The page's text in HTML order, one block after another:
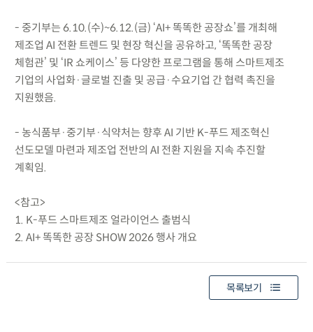
- 중기부는 6.10.(수)~6.12.(금) ‘AI+ 똑똑한 공장쇼’를 개최해
제조업 AI 전환 트렌드 및 현장 혁신을 공유하고, ‘똑똑한 공장
체험관’ 및 ‘IR 쇼케이스’ 등 다양한 프로그램을 통해 스마트제조
기업의 사업화·글로벌 진출 및 공급·수요기업 간 협력 촉진을
지원했음.
- 농식품부·중기부·식약처는 향후 AI 기반 K-푸드 제조혁신
선도모델 마련과 제조업 전반의 AI 전환 지원을 지속 추진할
계획임.
<참고>
1. K-푸드 스마트제조 얼라이언스 출범식
2. AI+ 똑똑한 공장 SHOW 2026 행사 개요
목록보기